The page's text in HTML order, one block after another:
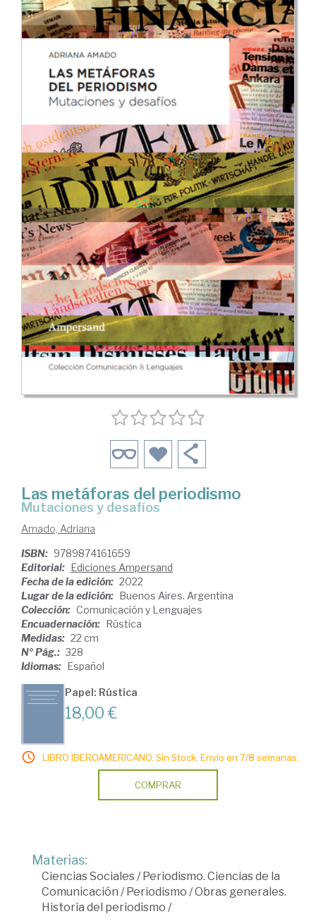
Las metáforas del periodismo
mutaciones y desafíos
Amado, Adriana
ISBN: 9789874161659
Editorial: Ediciones Ampersand
Fecha de la edición: 2022
Lugar de la edición: Buenos Aires. Argentina
Colección: Comunicación y Lenguajes
Encuadernación: Rústica
Medidas: 22 cm
Nº Pág.: 328
Idiomas: Español
Papel: Rústica
18,00 €
LIBRO IBEROAMERICANO. Sin Stock. Envío en 7/8 semanas.
COMPRAR
Materias:
Ciencias Sociales/ Periodismo. Ciencias de la
Comunicación / Periodismo /Obras generales.
Historia del periodismo /